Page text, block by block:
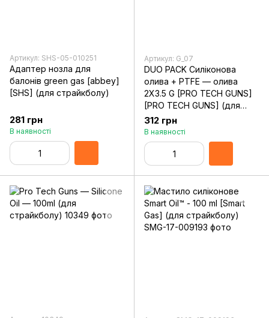
Артикул: SHS-05-010251
Адаптер нозла для
балонів green gas [abbey]
[SHS] (для страйкболу)
281 грн
В наявності
Артикул: G_07
DUO PACK Силіконова
олива + PTFE — олива
2X3.5 G [PRO TECH GUNS]
[PRO TECH GUNS] (для
страйкболу)
312 грн
В наявності